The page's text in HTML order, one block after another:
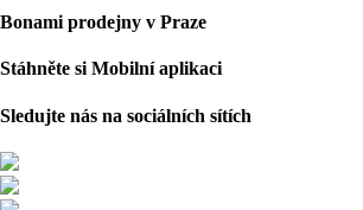
Bonami prodejny v Praze
Stáhněte si Mobilní aplikaci
Sledujte nás na sociálních sítích